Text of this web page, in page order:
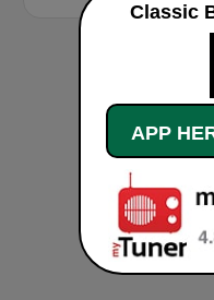
Classic
APP